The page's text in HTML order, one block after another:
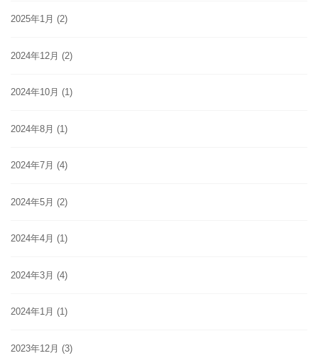
2025年1月 (2)
2024年12月 (2)
2024年10月 (1)
2024年8月 (1)
2024年7月 (4)
2024年5月 (2)
2024年4月 (1)
2024年3月 (4)
2024年1月 (1)
2023年12月 (3)